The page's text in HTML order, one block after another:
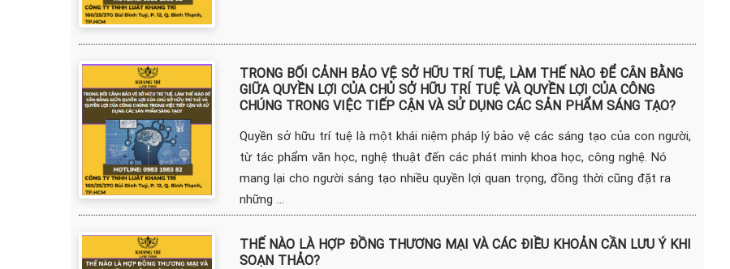
TRONG BỐI CẢNH BẢO VỆ SỞ HỮU TRÍ TUỆ, LÀM THẾ NÀO ĐỂ CÂN BẰNG
GIỮA QUYỀN LỢI CỦA CHỦ SỞ HỮU TRÍ TUỆ VÀ QUYỀN LỢI CỦA CÔNG
CHÚNG TRONG VIỆC TIẾP CẬN VÀ SỬ DỤNG CÁC SẢN PHẨM SÁNG TẠO?
Quyền sở hữu trí tuệ là một khái niệm pháp lý bảo vệ các sáng tạo của con người,
từ tác phẩm văn học, nghệ thuật đến các phát minh khoa học, công nghệ. Nó
mang lại cho người sáng tạo nhiều quyền lợi quan trọng, đồng thời cũng đặt ra
những ...
THẾ NÀO LÀ HỢP ĐỒNG THƯƠNG MẠI VÀ CÁC ĐIỀU KHOẢN CẦN LƯU Ý KHI
SOẠN THẢO?